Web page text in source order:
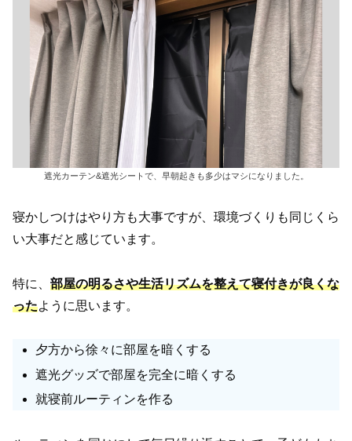
遮光カーテン&遮光シートで、早朝起きも多少はマシになりました。
寝かしつけはやり方も大事ですが、環境づくりも同じくら
い大事だと感じています。
特に、 部屋の明るさや生活リズムを整えて寝付きが良くな
ったように思います。
夕方から徐々に部屋を暗くする
遮光グッズで部屋を完全に暗くする
就寝前ルーティンを作る